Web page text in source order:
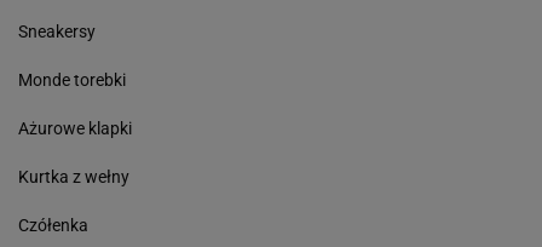
Sneakersy
Monde torebki
Ażurowe klapki
Kurtka z wełny
Czółenka